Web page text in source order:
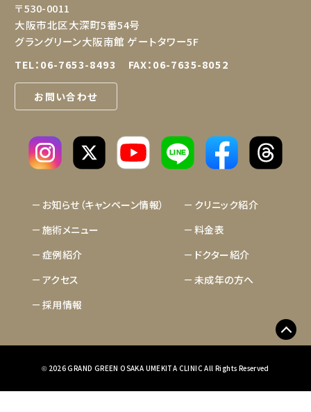
〒530-0011
大阪市北区大深町5番54号
グラングリーン大阪南館 ゲートタワー5F
TEL：06-7653-8493 FAX：06-7635-8052
お問い合わせ
LINE
お知らせ（キャンペーン情報）
クリニック紹介
施術メニュー
料金表
症例紹介
ドクター紹介
アクセス
未成年の方へ
採用情報
©2026 GRAND GREEN OSAKA UMEKITA CLINIC All Rights Reserved